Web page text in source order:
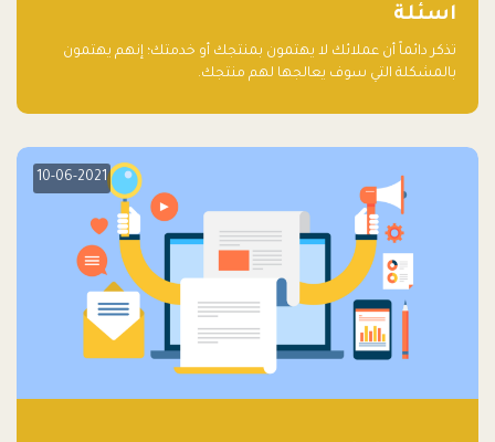
اسئلة
تذكر دائماً أن عملائك لا يهتمون بمنتجك أو خدمتك؛ إنهم يهتمون
بالمشكلة التي سوف يعالجها لهم منتجك.
10-06-2021